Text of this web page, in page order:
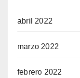
abril 2022
marzo 2022
febrero 2022